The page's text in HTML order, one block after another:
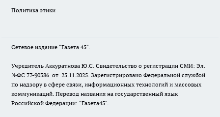
Политика этики
Сетевое издание "Газета 45".
Учредитель Аккуратнова Ю.С. Свидетельство о регистрации СМИ: Эл.
№ФС 77-90386 от 25.11.2025. Зарегистрировано Федеральной службой
по надзору в сфере связи, информационных технологий и массовых
коммуникаций. Перевод названия на государственный язык
Российской Федерации: "Газета45".